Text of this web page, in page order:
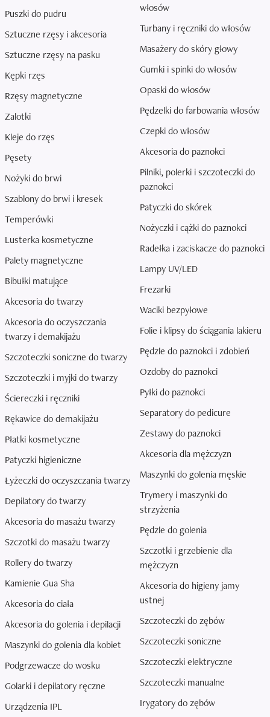
Puszki do pudru
Sztuczne rzęsy i akcesoria
Sztuczne rzęsy na pasku
Kępki rzęs
Rzęsy magnetyczne
Zalotki
Kleje do rzęs
Pęsety
Nożyki do brwi
Szablony do brwi i kresek
Temperówki
Lusterka kosmetyczne
Palety magnetyczne
Bibułki matujące
Akcesoria do twarzy
Akcesoria do oczyszczania
twarzy i demakijażu
Szczoteczki soniczne do twarzy
Szczoteczki i myjki do twarzy
Ściereczki i ręczniki
Rękawice do demakijażu
Płatki kosmetyczne
Patyczki higieniczne
Łyżeczki do oczyszczania twarzy
Depilatory do twarzy
Akcesoria do masażu twarzy
Szczotki do masażu twarzy
Rollery do twarzy
Kamienie Gua Sha
Akcesoria do ciała
Akcesoria do golenia i depilacji
Maszynki do golenia dla kobiet
Podgrzewacze do wosku
Golarki i depilatory ręczne
Urządzenia IPL
włosów
Turbany i ręczniki do włosów
Masażery do skóry głowy
Gumki i spinki do włosów
Opaski do włosów
Pędzelki do farbowania włosów
Czepki do włosów
Akcesoria do paznokci
Pilniki, polerki i szczoteczki do
paznokci
Patyczki do skórek
Nożyczki i cążki do paznokci
Radełka i zaciskacze do paznokci
Lampy UV/LED
Frezarki
Waciki bezpyłowe
Folie i klipsy do ściągania lakieru
Pędzle do paznokci i zdobień
Ozdoby do paznokci
Pyłki do paznokci
Separatory do pedicure
Zestawy do paznokci
Akcesoria dla mężczyzn
Maszynki do golenia męskie
Trymery i maszynki do
strzyżenia
Pędzle do golenia
Szczotki i grzebienie dla
mężczyzn
Akcesoria do higieny jamy
ustnej
Szczoteczki do zębów
Szczoteczki soniczne
Szczoteczki elektryczne
Szczoteczki manualne
Irygatory do zębów